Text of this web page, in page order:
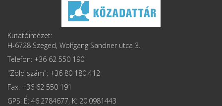
Kutatóintézet:
H-6728 Szeged, Wolfgang Sandner utca 3.
Telefon: +36 62 550 190
"Zöld szám": +36 80 180 412
Fax: +36 62 550 191
GPS: É: 46.2784677, K: 20.0981443